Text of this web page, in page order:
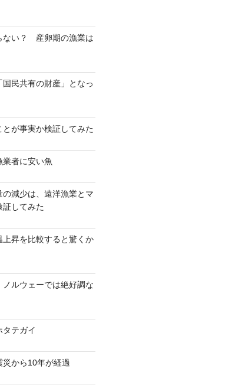
ない？ 産卵期の漁業は
民共有の財産」となっ
が事実か検証してみた
者に安い魚
減少は、遠洋漁業とマ
証してみた
昇を比較すると驚くか
ルウェーでは絶好調な
テガイ
から10年が経過